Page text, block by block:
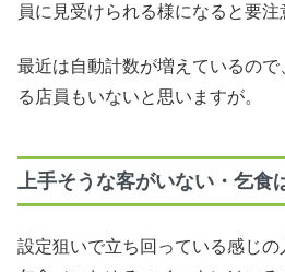
員に見受けられる様になると要注
最近は自動計数が増えているの
る店員もいないと思いますが。
上手そうな客がいない・乞食
設定狙いで立ち回っている感じの